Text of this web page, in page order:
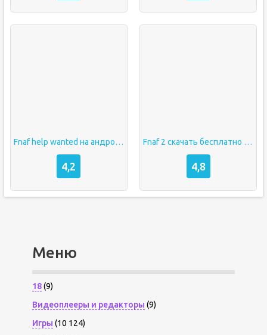
Fnaf help wanted на андроид
4,2
Fnaf 2 скачать бесплатно на андроид
4,8
Меню
18(9)
Видеоплееры и редакторы (9)
Игры (10 124)